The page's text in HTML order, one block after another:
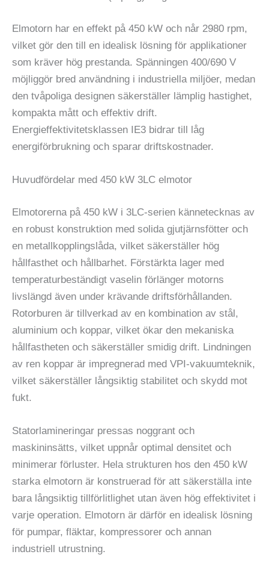
Elmotorn har en effekt på 450 kW och når 2980 rpm,
vilket gör den till en idealisk lösning för applikationer
som kräver hög prestanda. Spänningen 400/690 V
möjliggör bred användning i industriella miljöer, medan
den tvåpoliga designen säkerställer lämplig hastighet,
kompakta mått och effektiv drift.
Energieffektivitetsklassen IE3 bidrar till låg
energiförbrukning och sparar driftskostnader.
Huvudfördelar med 450 kW 3LC elmotor
Elmotorerna på 450 kW i 3LC-serien kännetecknas av
en robust konstruktion med solida gjutjärnsfötter och
en metallkopplingslåda, vilket säkerställer hög
hållfasthet och hållbarhet. Förstärkta lager med
temperaturbeständigt vaselin förlänger motorns
livslängd även under krävande driftsförhållanden.
Rotorburen är tillverkad av en kombination av stål,
aluminium och koppar, vilket ökar den mekaniska
hållfastheten och säkerställer smidig drift. Lindningen
av ren koppar är impregnerad med VPI-vakuumteknik,
vilket säkerställer långsiktig stabilitet och skydd mot
fukt.
Statorlamineringar pressas noggrant och
maskininsätts, vilket uppnår optimal densitet och
minimerar förluster. Hela strukturen hos den 450 kW
starka elmotorn är konstruerad för att säkerställa inte
bara långsiktig tillförlitlighet utan även hög effektivitet i
varje operation. Elmotorn är därför en idealisk lösning
för pumpar, fläktar, kompressorer och annan
industriell utrustning.